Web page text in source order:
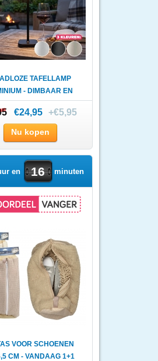
TAFELLAMP
- DIMBAAR EN
MET KLE..
€24,95 +€5,95
Nu kopen
en 16 minuten
VOOR SCHOENEN
CM - VANDAAG 1+1